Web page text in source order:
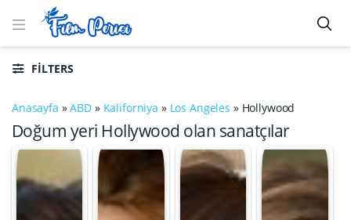
FILTERS
Anasayfa »ABD » Kaliforniya » Los Angeles » Hollywood
Doğum yeri Hollywood olan sanatçılar